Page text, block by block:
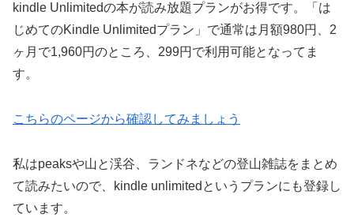
kindle Unlimitedの本が読み放題プランがお得です。「は
じめてのKindle Unlimitedプラン」で通常は月額980円、2
ヶ月で1,960円のところ、299円で利用可能となってま
す。
こちらのページから確認してみましょう
私はpeaksや山と渓谷、ランドネなどの登山雑誌をまとめ
て読みたいので、kindle unlimitedというプランにも登録し
ています。